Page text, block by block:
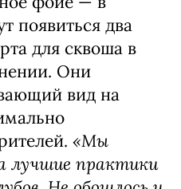
фойе — в
появиться два
для сквоша в
Они
вид на
«Мы